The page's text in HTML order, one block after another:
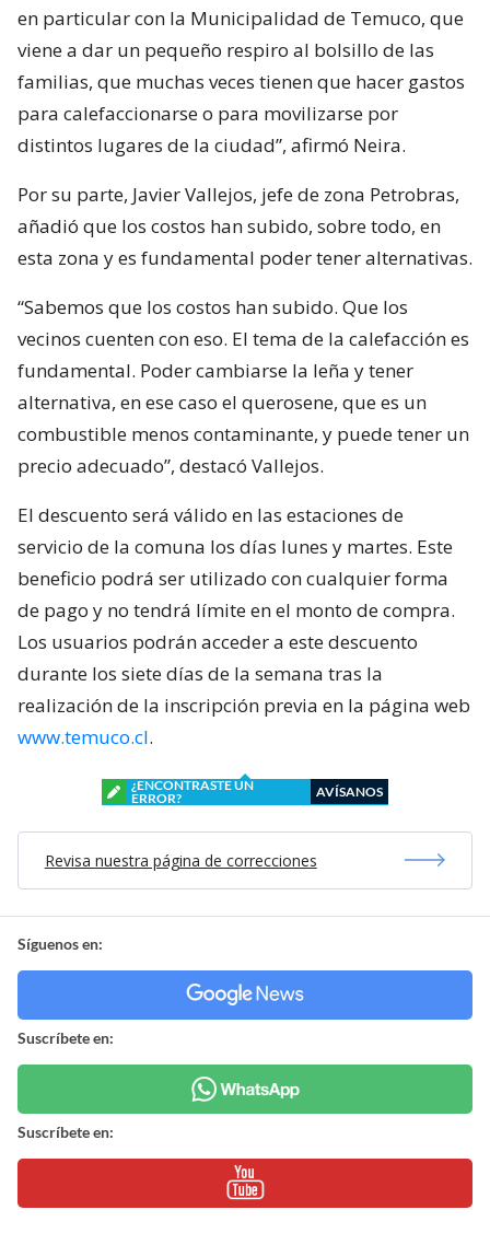
en particular con la Municipalidad de Temuco, que
viene a dar un pequeño respiro al bolsillo de las
familias, que muchas veces tienen que hacer gastos
para calefaccionarse o para movilizarse por
distintos lugares de la ciudad”, afirmó Neira.
Por su parte, Javier Vallejos, jefe de zona Petrobras,
añadió que los costos han subido, sobre todo, en
esta zona y es fundamental poder tener alternativas.
“Sabemos que los costos han subido. Que los
vecinos cuenten con eso. El tema de la calefacción es
fundamental. Poder cambiarse la leña y tener
alternativa, en ese caso el querosene, que es un
combustible menos contaminante, y puede tener un
precio adecuado”, destacó Vallejos.
El descuento será válido en las estaciones de
servicio de la comuna los días lunes y martes. Este
beneficio podrá ser utilizado con cualquier forma
de pago y no tendrá límite en el monto de compra.
Los usuarios podrán acceder a este descuento
durante los siete días de la semana tras la
realización de la inscripción previa en la página web
www.temuco.cl.
¿ENCONTRASTE UN
ERROR?
AVÍSANOS
Revisa nuestra página de correcciones
Síguenos en:
Suscríbete en:
Suscríbete en: